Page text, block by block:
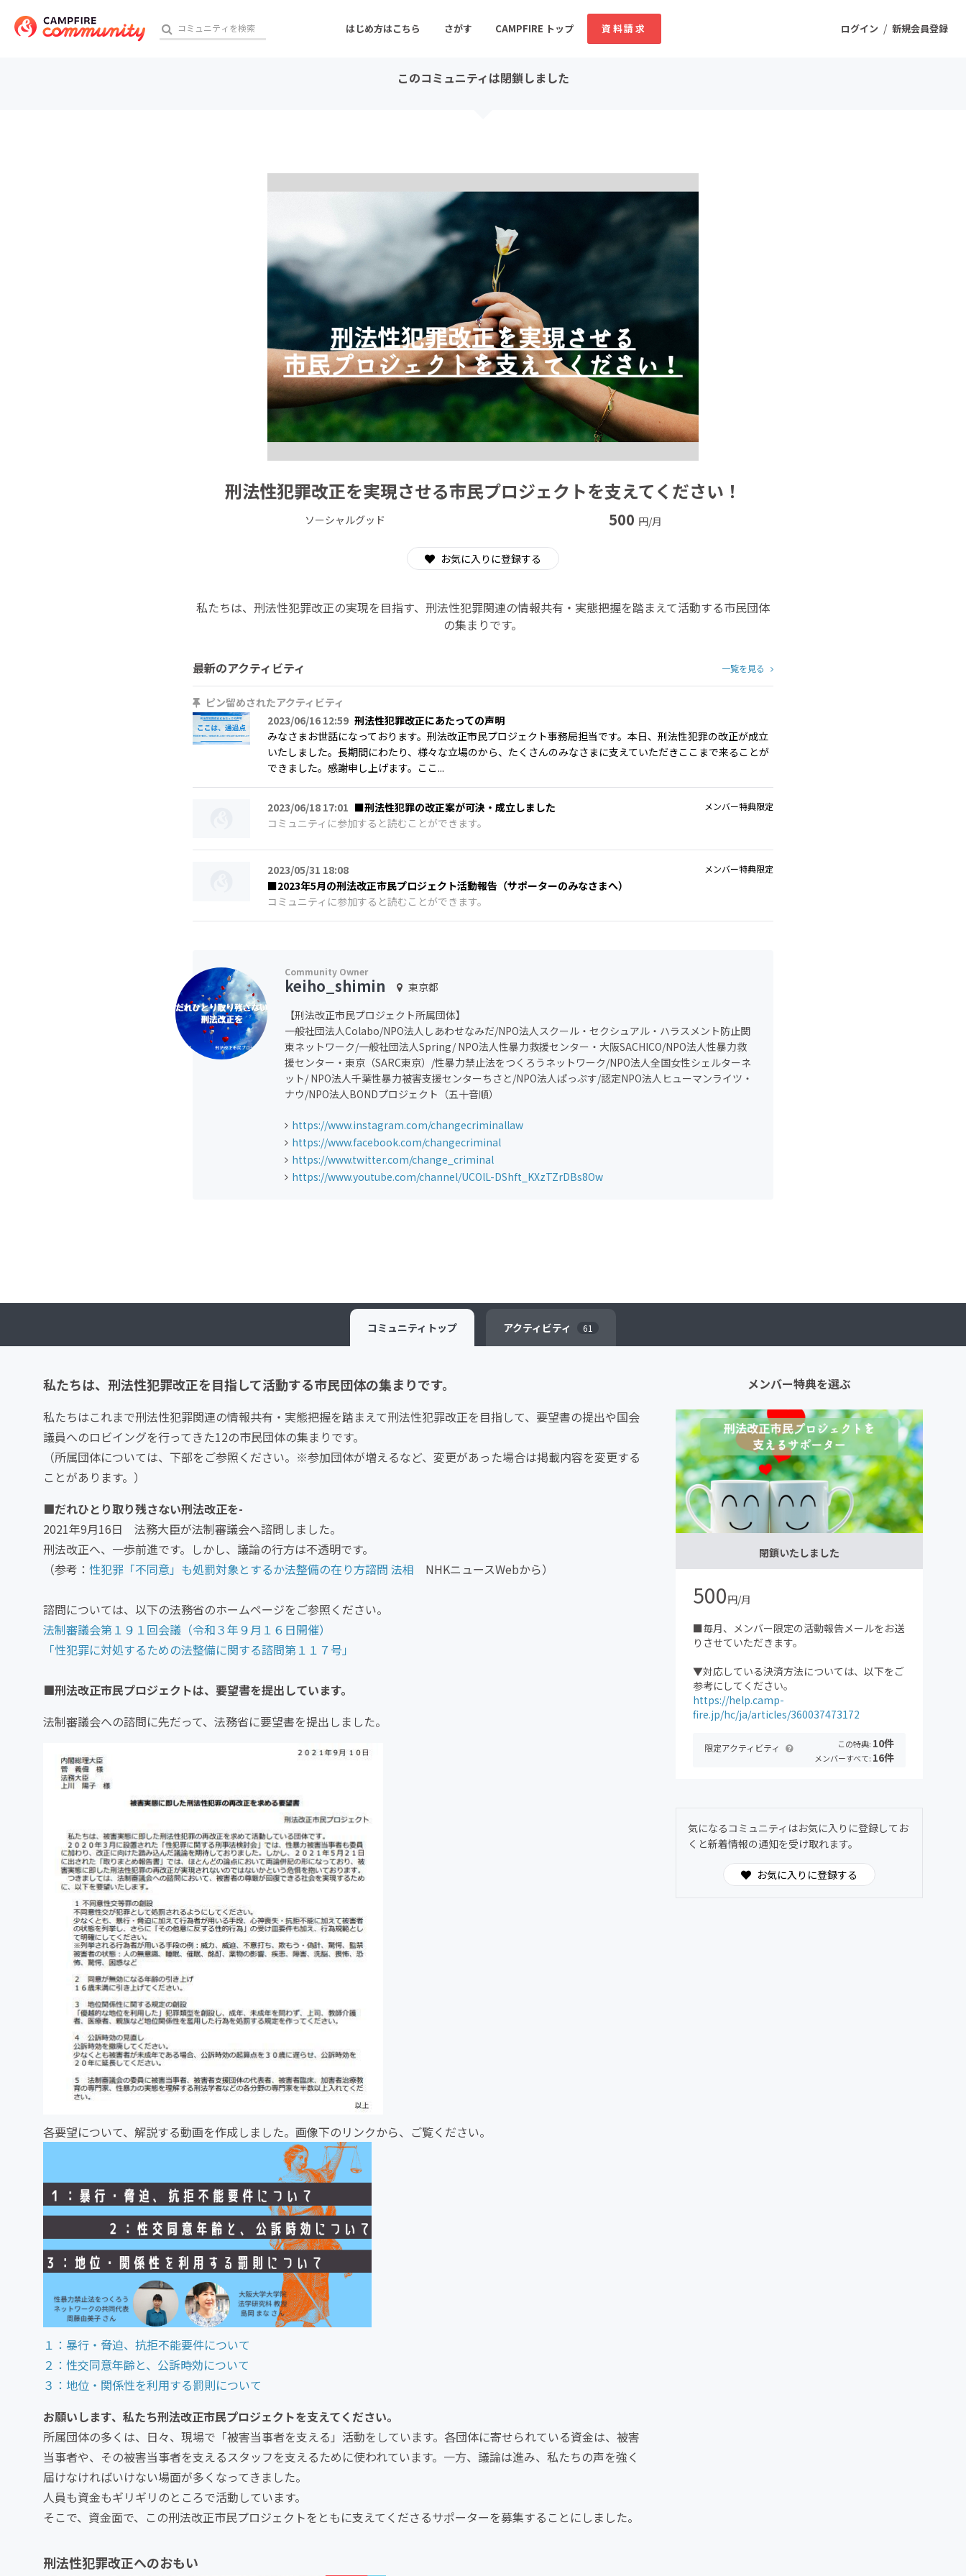
ログイン / 新規会員登録
はじめ方はこちら さがす CAMPFIRE トップ 資料請求
音楽 舞台・パフォーマンス
ゲーム・サービス開発
書籍・雑誌出版
ソーシャルグッド ビューティー・ヘルスケア
CAMPFIRE for Social Good CAMPFIRE Creation
このコミュニティは閉鎖しました
刑法性犯罪改正を実現させる市民プロジェクトを支えてください！
ソーシャルグッド 500 円/月
お気に入りに登録する
私たちは、刑法性犯罪改正の実現を目指す、刑法性犯罪関連の情報共有・実態把握を踏まえて活動する市民団体
の集まりです。
最新のアクティビティ 一覧を見る
ピン留めされたアクティビティ
2023/06/16 12:59 刑法性犯罪改正にあたっての声明
みなさまお世話になっております。刑法改正市民プロジェクト事務局担当です。本日、刑法性犯罪の改正が成立
いたしました。長期間にわたり、様々な立場のから、たくさんのみなさまに支えていただきここまで来ることが
できました。感謝申し上げます。ここ...
2023/06/18 17:01 ■刑法性犯罪の改正案が可決・成立しました メンバー特典限定
コミュニティに参加すると読むことができます。
2023/05/31 18:08
■2023年5月の刑法改正市民プロジェクト活動報告（サポーターのみなさまへ）
メンバー特典限定
コミュニティに参加すると読むことができます。
keiho_shimin
東京都
【刑法改正市民プロジェクト所属団体】
一般社団法人Colabo/NPO法人しあわせなみだ/NPO法人スクール・セクシュアル・ハラスメント防止関
東ネットワーク/一般社団法人Spring/ NPO法人性暴力救援センター・大阪SACHICO/NPO法人性暴力救
援センター・東京（SARC東京）/性暴力禁止法をつくろうネットワーク/NPO法人全国女性シェルターネ
ット/ NPO法人千葉性暴力被害支援センターちさと/NPO法人ぱっぷす/認定NPO法人ヒューマンライツ・
ナウ/NPO法人BONDプロジェクト（五十音順）
https://www.instagram.com/changecriminallaw
https://www.facebook.com/changecriminal
https://www.twitter.com/change_criminal
https://www.youtube.com/channel/UCOlL-DShft_KXzTZrDBs8Ow
コミュニティ トップ アクティビティ 61
私たちは、刑法性犯罪改正を目指して活動する市民団体の集まりです。
私たちはこれまで刑法性犯罪関連の情報共有・実態把握を踏まえて刑法性犯罪改正を目指して、要望書の提出や国会
議員へのロビイングを行ってきた12の市民団体の集まりです。
（所属団体については、下部をご参照ください。※参加団体が増えるなど、変更があった場合は掲載内容を変更する
ことがあります。）
■だれひとり取り残さない刑法改正を-
2021年9月16日 法務大臣が法制審議会へ諮問しました。
刑法改正へ、一歩前進です。しかし、議論の行方は不透明です。
（参考： 性犯罪「不同意」も処罰対象とするか法整備の在り方諮問 法相 NHKニュースWebから）
諮問については、以下の法務省のホームページをご参照ください。
法制審議会第１９１回会議（令和３年９月１６日開催）
「性犯罪に対処するための法整備に関する諮問第１１７号」
■刑法改正市民プロジェクトは、要望書を提出しています。
法制審議会への諮問に先だって、法務省に要望書を提出しました。
各要望について、解説する動画を作成しました。画像下のリンクから、ご覧ください。
１：暴行・脅迫、抗拒不能要件について
２：性交同意年齢と、公訴時効について
３：地位・関係性を利用する罰則について
お願いします、私たち刑法改正市民プロジェクトを支えてください。
所属団体の多くは、日々、現場で「被害当事者を支える」活動をしています。各団体に寄せられている資金は、被害
当事者や、その被害当事者を支えるスタッフを支えるために使われています。一方、議論は進み、私たちの声を強く
届けなければいけない場面が多くなってきました。
人員も資金もギリギリのところで活動しています。
そこで、資金面で、この刑法改正市民プロジェクトをともに支えてくださるサポーターを募集することにしました。
刑法性犯罪改正へのおもい
メンバー特典を選ぶ
閉鎖いたしました
500円/月
■毎月、メンバー限定の活動報告メールをお送
りさせていただきます。
▼対応している決済方法については、以下をご
参考にしてください。
https://help.camp-
fire.jp/hc/ja/articles/360037473172
限定アクティビティ この特典: 10件
メンバーすべて: 16件
気になるコミュニティはお気に入りに登録してお
くと新着情報の通知を受け取れます。
お気に入りに登録する